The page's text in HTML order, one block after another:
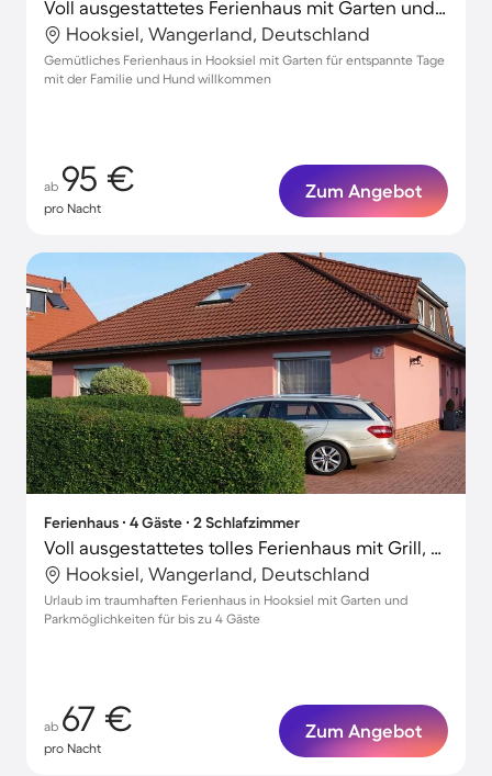
Voll ausgestattetes Ferienhaus mit Garten und Terrasse | Hunde erlaubt
Hooksiel, Wangerland, Deutschland
Gemütliches Ferienhaus in Hooksiel mit Garten für entspannte Tage
mit der Familie und Hund willkommen
ab 95 €
pro Nacht
Zum Angebot
Ferienhaus ∙ 4 Gäste ∙ 2 Schlafzimmer
Voll ausgestattetes tolles Ferienhaus mit Grill, Terrasse und Garten
Hooksiel, Wangerland, Deutschland
Urlaub im traumhaften Ferienhaus in Hooksiel mit Garten und
Parkmöglichkeiten für bis zu 4 Gäste
ab 67 €
pro Nacht
Zum Angebot